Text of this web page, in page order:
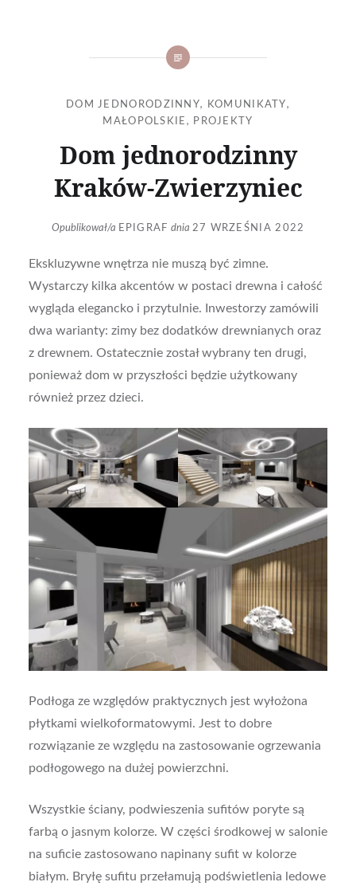
DOM JEDNORODZINNY, KOMUNIKATY,
MAŁOPOLSKIE , PROJEKTY
Dom jednorodzinny
Kraków-Zwierzyniec
Opublikował/a EPIGRAF dnia 27 WRZEŚNIA 2022
Ekskluzywne wnętrza nie muszą być zimne.
Wystarczy kilka akcentów w postaci drewna i całość
wygląda elegancko i przytulnie. Inwestorzy zamówili
dwa warianty: zimy bez dodatków drewnianych oraz
z drewnem. Ostatecznie został wybrany ten drugi,
ponieważ dom w przyszłości będzie użytkowany
również przez dzieci.
Podłoga ze względów praktycznych jest wyłożona
płytkami wielkoformatowymi. Jest to dobre
rozwiązanie ze względu na zastosowanie ogrzewania
podłogowego na dużej powierzchni.
Wszystkie ściany, podwieszenia sufitów poryte są
farbą o jasnym kolorze. W części środkowej w salonie
na suficie zastosowano napinany sufit w kolorze
białym. Bryłę sufitu przełamują podświetlenia ledowe